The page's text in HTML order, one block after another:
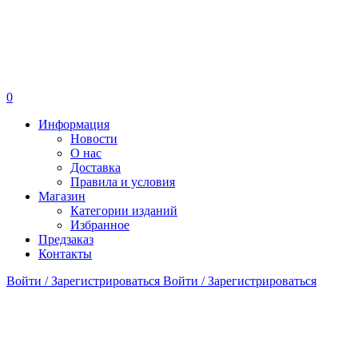
0
Информация
Новости
О нас
Доставка
Правила и условия
Магазин
Категории изданий
Избранное
Предзаказ
Контакты
Войти / Зарегистрироваться Войти / Зарегистрироваться